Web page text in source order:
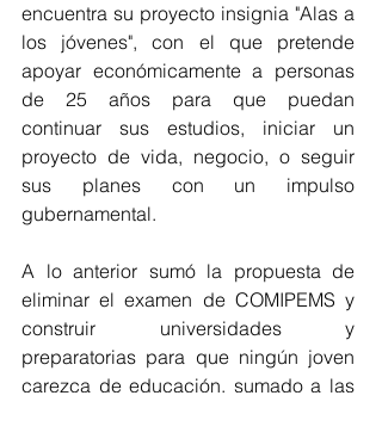
encuentra su proyecto insignia "Alas a
los jóvenes", con el que pretende
apoyar económicamente a personas
de 25 años para que puedan
continuar sus estudios, iniciar un
proyecto de vida, negocio, o seguir
sus planes con un impulso
gubernamental.
A lo anterior sumó la propuesta de
eliminar el examen de COMIPEMS y
construir universidades y
preparatorias para que ningún joven
carezca de educación, sumado a las